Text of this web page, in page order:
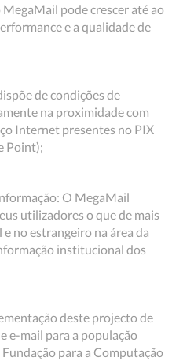
pode crescer até ao
e a qualidade de
de condições de
na proximidade com
Internet presentes no PIX
Point);
O MegaMail
utilizadores o que de mais
no estrangeiro na área da
institucional dos
deste projecto de
e-mail para a população
para a Computação